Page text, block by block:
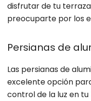
disfrutar de tu
preocuparte por los
Persianas de
Las persianas de
excelente opción
control de la luz en